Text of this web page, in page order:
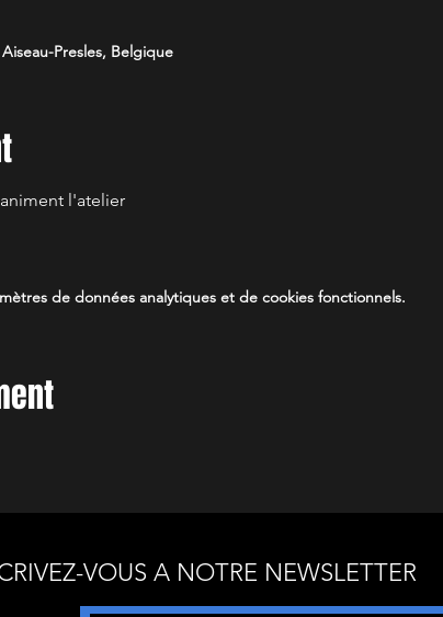
Presles, Belgique
l'atelier
de données analytiques et de cookies fonctionnels.
VOUS A NOTRE NEWSLETTER